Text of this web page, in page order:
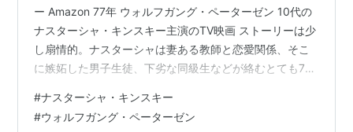
ー Amazon 77年 ウォルフガング・ペーターゼン 10代の
ナスターシャ・キンスキー主演のTV映画 ストーリーは少
し扇情的。ナスターシャは妻ある教師と恋愛関係、そこ
に嫉妬した男子生徒、下劣な同級生などが絡むとても70
は「キャリー」（７６）、「ハロウィン」（７８）等の
ホラー映画だったらここで酷い目に遭ったりするんどけ
#ナスターシャ・キンスキー
#ウォルフガング・ペーターゼン